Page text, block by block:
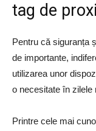
tag de
Pentru că siguranța
de importante,
utilizarea unor
o necesitate în zilele
Printre cele mai